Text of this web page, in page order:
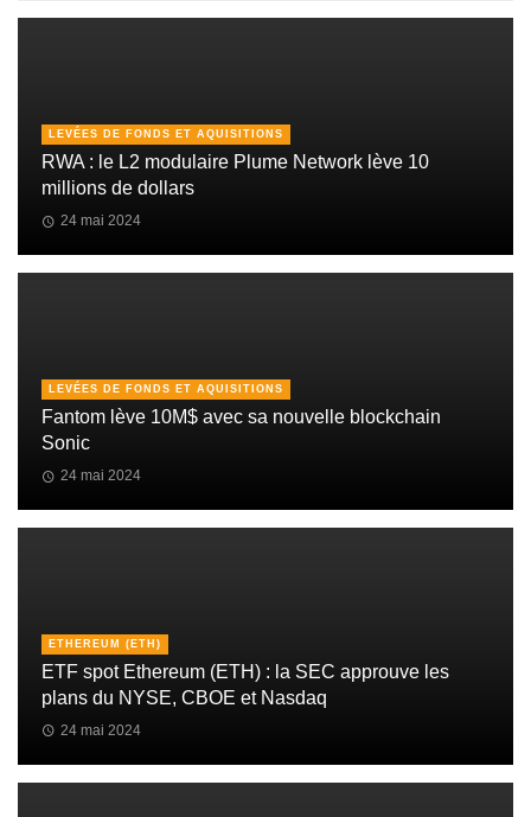
LEVÉES DE FONDS ET AQUISITIONS
RWA : le L2 modulaire Plume Network lève 10
millions de dollars
24 mai 2024
LEVÉES DE FONDS ET AQUISITIONS
Fantom lève 10M$ avec sa nouvelle blockchain
Sonic
24 mai 2024
ETHEREUM (ETH)
ETF spot Ethereum (ETH) : la SEC approuve les
plans du NYSE, CBOE et Nasdaq
24 mai 2024